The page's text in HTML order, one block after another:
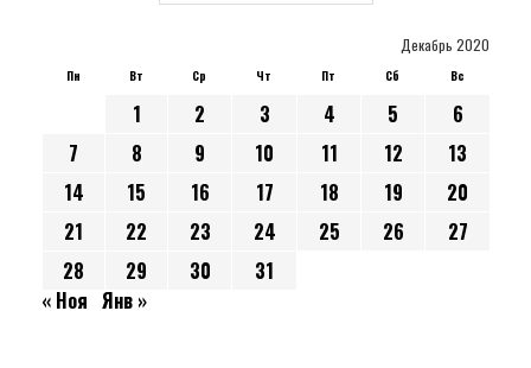
Декабрь 2020
Пн Вт Ср Чт Пт Сб Вс
1 2 3 4 5
6
7
8 9 10 11 12
13
14
15 16 17 18 19
20
21
22 23 24 25 26
27
28
29 30
31
« Ноя Янв »